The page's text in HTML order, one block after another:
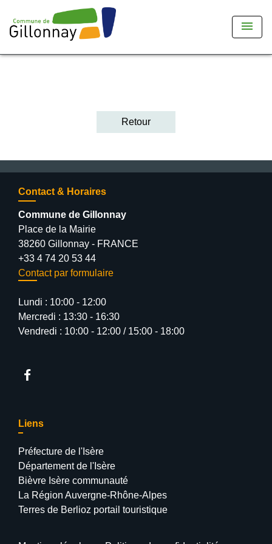
menu
Retour
Contact & Horaires
Commune de Gillonnay
Place de la Mairie
38260 Gillonnay - FRANCE
+33 4 74 20 53 44
Contact par formulaire
Lundi : 10:00 - 12:00
Mercredi : 13:30 - 16:30
Vendredi : 10:00 - 12:00 / 15:00 - 18:00
Liens
Préfecture de l'Isère
Département de l'Isère
Bièvre Isère communauté
La Région Auvergne-Rhône-Alpes
Terres de Berlioz portail touristique